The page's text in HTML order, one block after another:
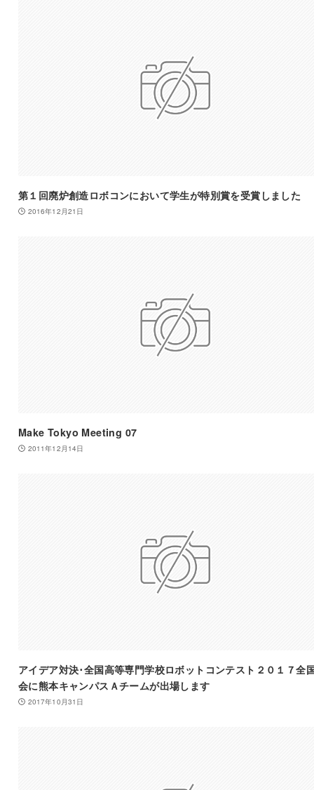
第１回廃炉創造ロボコンにおいて学生が特別賞を受賞しました
2016年12月21日
Make Tokyo Meeting 07
2011年12月14日
アイデア対決･全国高等専門学校ロボットコンテスト２０１７全
会に熊本キャンパスＡチームが出場します
2017年10月31日